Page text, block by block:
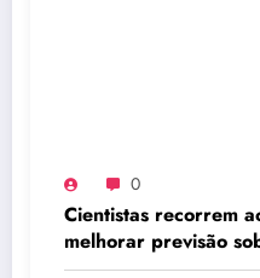
0
Cientistas recorrem
melhorar previsão